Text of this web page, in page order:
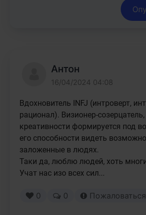
Антон
16/04/2024 04:08
Вдохновитель INFJ (интроверт,
рационал). Визионер-
креативности формируется под
его способности видеть
заложенные в людях.
Таки да, люблю людей, хоть
Учат нас изо всех сил...
0 0 Пожаловаться